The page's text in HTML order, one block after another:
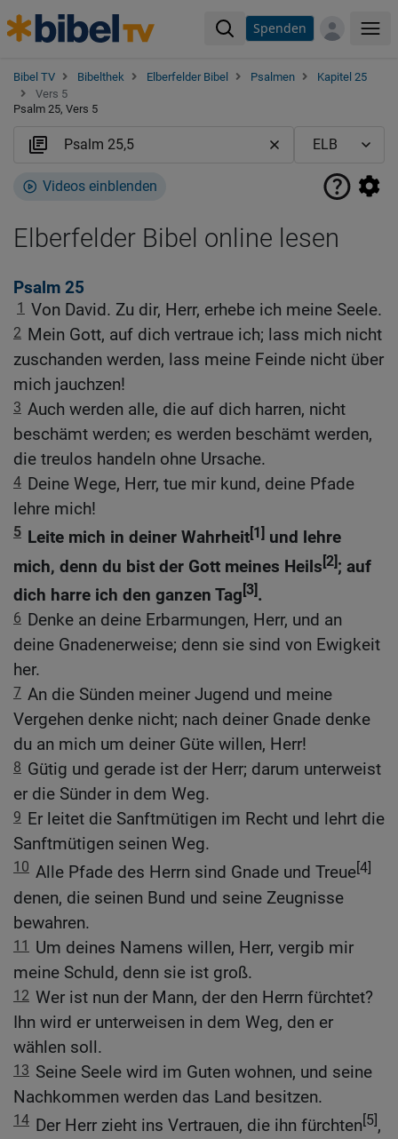
Spenden
Bibel TV Bibelthek Elberfelder Bibel Psalmen
Kapitel 25
Vers 5
Psalm 25, Vers 5
Videos einblenden
Elberfelder Bibel online lesen
Psalm 25
1 Von David. Zu dir, Herr, erhebe ich meine Seele.
2 Mein Gott, auf dich vertraue ich; lass mich nicht
zuschanden werden, lass meine Feinde nicht über
mich jauchzen!
3 Auch werden alle, die auf dich harren, nicht
beschämt werden; es werden beschämt werden,
die treulos handeln ohne Ursache.
4 Deine Wege, Herr, tue mir kund, deine Pfade
lehre mich!
5 Leite mich in deiner Wahrheit[1] und lehre
mich, denn du bist der Gott meines Heils [2]; auf
dich harre ich den ganzen Tag [3].
6 Denke an deine Erbarmungen, Herr, und an
deine Gnadenerweise; denn sie sind von Ewigkeit
her.
7 An die Sünden meiner Jugend und meine
Vergehen denke nicht; nach deiner Gnade denke
du an mich um deiner Güte willen, Herr!
8 Gütig und gerade ist der Herr; darum unterweist
er die Sünder in dem Weg.
9 Er leitet die Sanftmütigen im Recht und lehrt die
Sanftmütigen seinen Weg.
10 Alle Pfade des Herrn sind Gnade und Treue[4]
denen, die seinen Bund und seine Zeugnisse
bewahren.
11 Um deines Namens willen, Herr, vergib mir
meine Schuld, denn sie ist groß.
12 Wer ist nun der Mann, der den Herrn fürchtet?
Ihn wird er unterweisen in dem Weg, den er
wählen soll.
13 Seine Seele wird im Guten wohnen, und seine
Nachkommen werden das Land besitzen.
14 Der Herr zieht ins Vertrauen, die ihn fürchten[5],